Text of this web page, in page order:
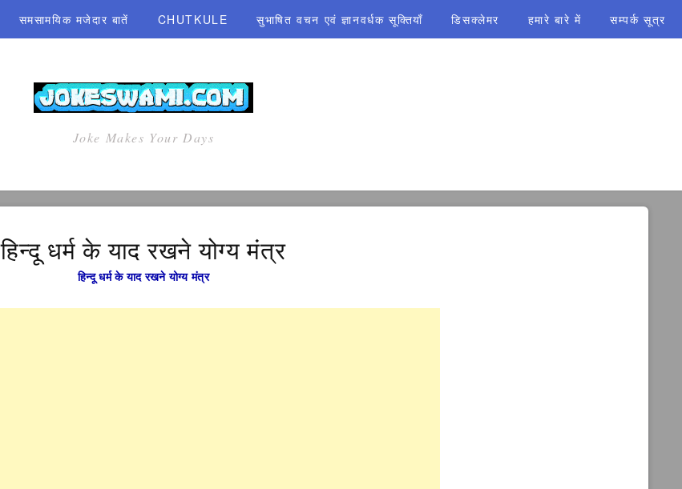
समसामयिक मजेदार बातें CHUTKULE सुभाषित वचन एवं ज्ञानवर्धक सूक्तियाँ डिसक्लेमर हमारे बारे में सम्पर्क सूत्र
Joke Makes Your Days
हिन्दू धर्म के याद रखने योग्य मंत्र
हिन्दू धर्म के याद रखने योग्य मंत्र